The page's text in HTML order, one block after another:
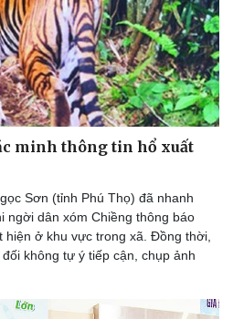
minh thông tin hổ xuất
Sơn (tỉnh Phú Thọ) đã nhanh
ngời dân xóm Chiềng thông báo
hiện ở khu vực trong xã. Đồng thời,
không tự ý tiếp cận, chụp ảnh